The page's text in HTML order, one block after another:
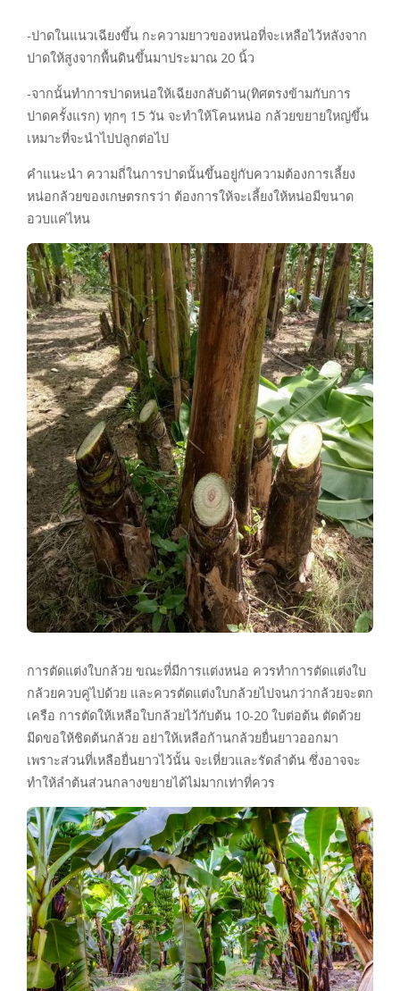
-ปาดในแนวเฉียงขึ้น กะความยาวของหน่อที่จะเหลือไว้หลังจาก
ปาดให้สูงจากพื้นดินขึ้นมาประมาณ 20 นิ้ว
-จากนั้นทำการปาดหน่อให้เฉียงกลับด้าน(ทิศตรงข้ามกับการ
ปาดครั้งแรก) ทุกๆ 15 วัน จะทำให้โคนหน่อ กล้วยขยายใหญ่ขึ้น
เหมาะที่จะนำไปปลูกต่อไป
คำแนะนำ ความถี่ในการปาดนั้นขึ้นอยู่กับความต้องการเลี้ยง
หน่อกล้วยของเกษตรกรว่า ต้องการให้จะเลี้ยงให้หน่อมีขนาด
อวบแค่ไหน
การตัดแต่งใบกล้วย ขณะที่มีการแต่งหน่อ ควรทำการตัดแต่งใบ
กล้วยควบคู่ไปด้วย และควรตัดแต่งใบกล้วยไปจนกว่ากล้วยจะตก
เครือ การตัดให้เหลือใบกล้วยไว้กับต้น 10-20 ใบต่อต้น ตัดด้วย
มีดขอให้ชิดต้นกล้วย อย่าให้เหลือก้านกล้วยยื่นยาวออกมา
เพราะส่วนที่เหลือยื่นยาวไว้นั้น จะเหี่ยวและรัดลำต้น ซึ่งอาจจะ
ทำให้ลำต้นส่วนกลางขยายได้ไม่มากเท่าที่ควร